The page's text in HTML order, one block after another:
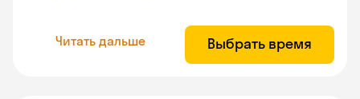
Читать дальше Выбрать время